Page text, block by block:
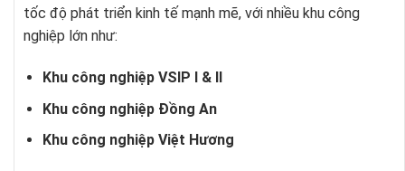
tốc độ phát triển kinh tế mạnh mẽ, với nhiều khu công
nghiệp lớn như:
Khu công nghiệp VSIP I & II
Khu công nghiệp Đồng An
Khu công nghiệp Việt Hương